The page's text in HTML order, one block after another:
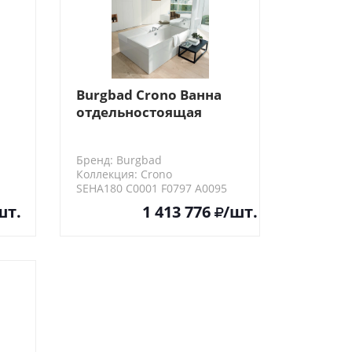
Burgbad Crono Ванна
отдельностоящая
мебель
Бренд: Burgbad
Коллекция: Crono
SEHA180 C0001 F0797 A0095
1 413 776 /шт.